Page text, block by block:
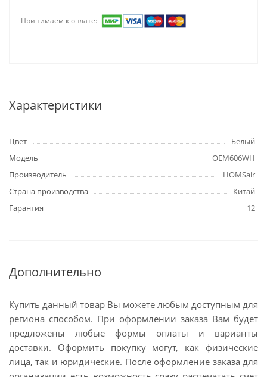
Принимаем к оплате:
Характеристики
Цвет
Белый
Модель
OEM606WH
Производитель
HOMSair
Страна производства
Китай
Гарантия
12
Дополнительно
Купить данный товар Вы можете любым доступным для
региона способом. При оформлении заказа Вам будет
предложены любые формы оплаты и варианты
доставки. Оформить покупку могут, как физические
лица, так и юридические. После оформление заказа для